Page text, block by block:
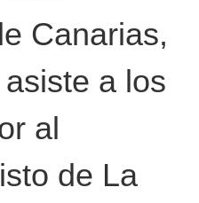
Canarias,
a los
al
de La